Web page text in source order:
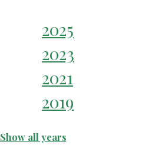
2025
2023
2021
2019
Show all years